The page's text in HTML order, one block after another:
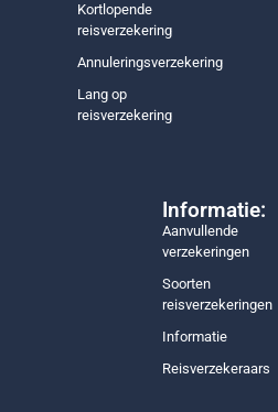
Kortlopende
reisverzekering
Annuleringsverzekering
Lang op
reisverzekering
Informatie:
Aanvullende
verzekeringen
Soorten
reisverzekeringen
Informatie
Reisverzekeraars